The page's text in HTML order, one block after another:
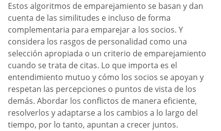
Estos algoritmos de emparejamiento se basan y dan
cuenta de las similitudes e incluso de forma
complementaria para emparejar a los socios. Y
considera los rasgos de personalidad como una
selección apropiada o un criterio de emparejamiento
cuando se trata de citas. Lo que importa es el
entendimiento mutuo y cómo los socios se apoyan y
respetan las percepciones o puntos de vista de los
demás. Abordar los conflictos de manera eficiente,
resolverlos y adaptarse a los cambios a lo largo del
tiempo, por lo tanto, apuntan a crecer juntos.